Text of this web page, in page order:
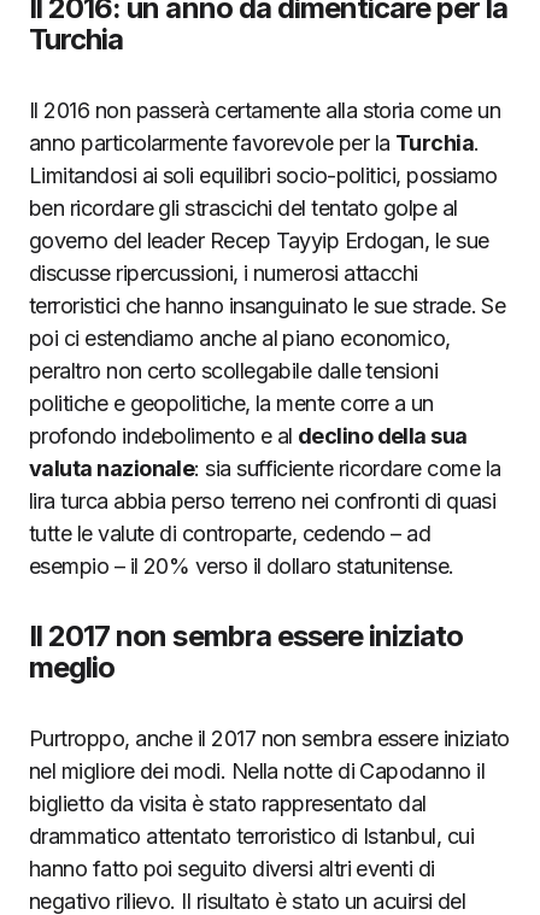
Il 2016: un anno da dimenticare per la
Turchia
Il 2016 non passerà certamente alla storia come un
anno particolarmente favorevole per la Turchia.
Limitandosi ai soli equilibri socio-politici, possiamo
ben ricordare gli strascichi del tentato golpe al
governo del leader Recep Tayyip Erdogan, le sue
discusse ripercussioni, i numerosi attacchi
terroristici che hanno insanguinato le sue strade. Se
poi ci estendiamo anche al piano economico,
peraltro non certo scollegabile dalle tensioni
politiche e geopolitiche, la mente corre a un
profondo indebolimento e al declino della sua
valuta nazionale: sia sufficiente ricordare come la
lira turca abbia perso terreno nei confronti di quasi
tutte le valute di controparte, cedendo – ad
esempio – il 20% verso il dollaro statunitense.
Il 2017 non sembra essere iniziato
meglio
Purtroppo, anche il 2017 non sembra essere iniziato
nel migliore dei modi. Nella notte di Capodanno il
biglietto da visita è stato rappresentato dal
drammatico attentato terroristico di Istanbul, cui
hanno fatto poi seguito diversi altri eventi di
negativo rilievo. Il risultato è stato un acuirsi del